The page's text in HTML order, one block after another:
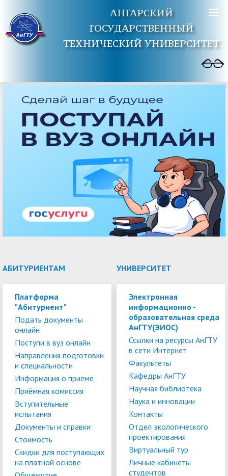
АНГАРСКИЙ
ГОСУДАРСТВЕННЫЙ
ТЕХНИЧЕСКИЙ УНИВЕРСИТЕТ
АБИТУРИЕНТАМ
Платформа
"Абитуриент"
Подать документы
онлайн
Поступи в вуз онлайн
Направления подготовки
и специальности
Информация о приеме
Приёмная комиссия
Вступительные
испытания
Документы и справки
Стоимость
Скидки для поступающих
на платной основе
УНИВЕРСИТЕТ
Электронная
информационно -
образовательная среда
АнГТУ(ЭИОС)
Ссылки на ресурсы АнГТУ
в сети Интернет
Факультеты
Кафедры АнГТУ
Научная библиотека
Наука и инновации
Контакты
Отдел экологического
проектирования
Виртуальный тур
Личные кабинеты
студентов